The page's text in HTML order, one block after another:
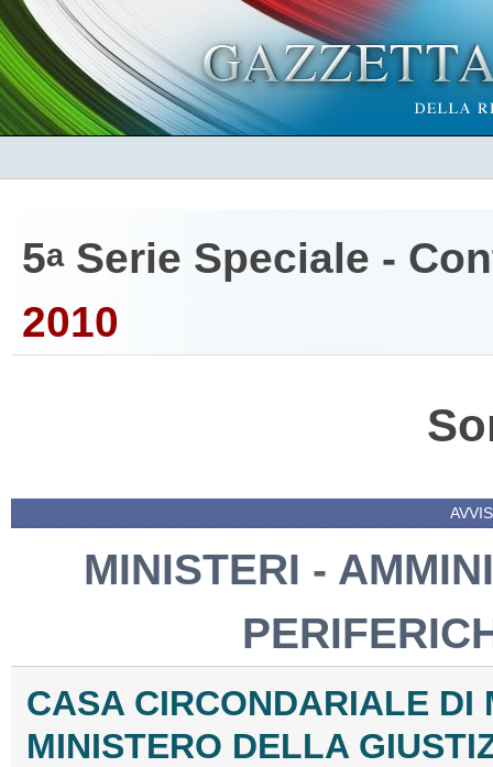
5aSerie Speciale -
2010
MINISTERI -
CASA CIRCONDARIALE DI
MINISTERO DELLA